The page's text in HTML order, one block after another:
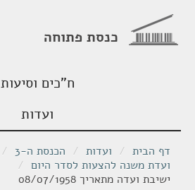
כנסת פתוחה
ח"כים וסיעות
ועדות
דף הבית / ועדות / הכנסת ה-3
/
ועדת משנה להצעות לסדר היום /
ישיבת ועדה מתאריך 08/07/1958